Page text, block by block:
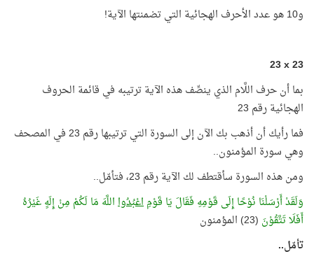
و10 هو عدد الأحرف الهجائية التي تضمنتها الآية!
23
x
بما أن حرف اللَّام الذي ينصِّف هذه الآية ترتيبه في قائمة الحروف
الهجائية رقم 23
فما رأيك أن أذهب بك الآن إلى السورة التي ترتيبها رقم 23 في المصحف
وهي سورة المؤمنون..
ومن هذه السورة سأقتطف لك الآية رقم 23، فتأمّل..
وَلَقَدْ أَرْسَلْنَا نُوْحًا إِلَى قَوْمِهِ فَقَالَ يَا قَوْمِاعْبُدُوااللَّهَ مَا لَكُمْ مِنْ إِلَهٍ غَيْرُهُ
أَفَلَا تَتَّقُوْنَ (23) المؤمنون
تأمّل..